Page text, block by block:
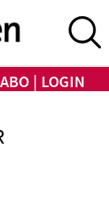
ABO LOGIN